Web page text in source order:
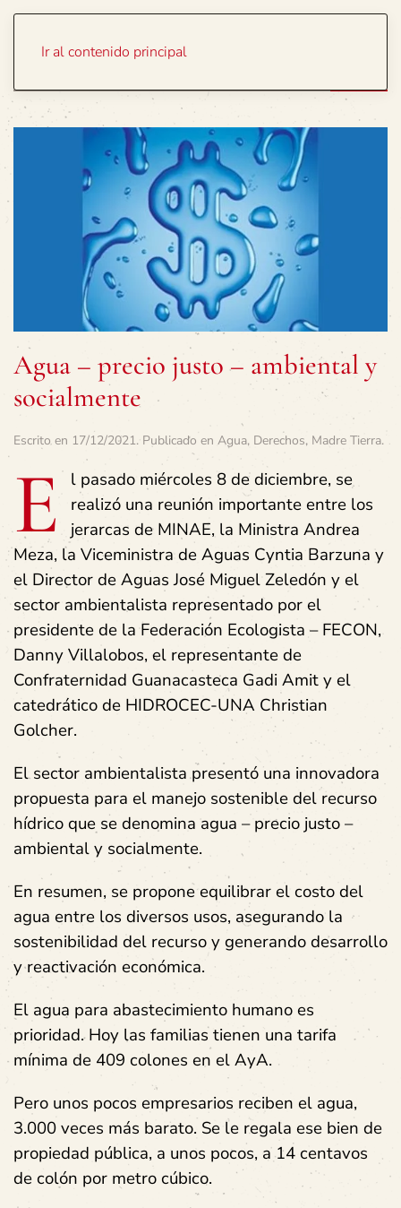
Ir al contenido principal
Agua – precio justo – ambiental y
socialmente
Escrito en 17/12/2021. Publicado en Agua, Derechos, Madre Tierra.
E
l pasado miércoles 8 de diciembre, se
realizó una reunión importante entre los
jerarcas de MINAE, la Ministra Andrea
Meza, la Viceministra de Aguas Cyntia Barzuna y
el Director de Aguas José Miguel Zeledón y el
sector ambientalista representado por el
presidente de la Federación Ecologista – FECON,
Danny Villalobos, el representante de
Confraternidad Guanacasteca Gadi Amit y el
catedrático de HIDROCEC-UNA Christian
Golcher.
El sector ambientalista presentó una innovadora
propuesta para el manejo sostenible del recurso
hídrico que se denomina agua – precio justo –
ambiental y socialmente.
En resumen, se propone equilibrar el costo del
agua entre los diversos usos, asegurando la
sostenibilidad del recurso y generando desarrollo
y reactivación económica.
El agua para abastecimiento humano es
prioridad. Hoy las familias tienen una tarifa
mínima de 409 colones en el AyA.
Pero unos pocos empresarios reciben el agua,
3.000 veces más barato. Se le regala ese bien de
propiedad pública, a unos pocos, a 14 centavos
de colón por metro cúbico.